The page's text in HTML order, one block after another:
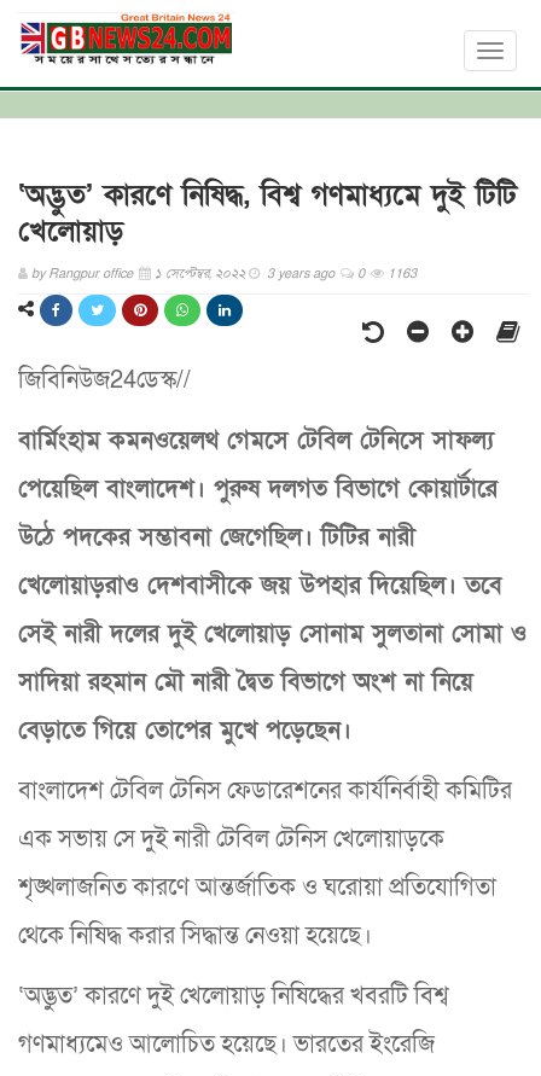
Toggle
‘অদ্ভুত’ কারণে নিষিদ্ধ, বিশ্ব গণমাধ্যমে দুই টিটি
খেলোয়াড়
byRangpur office ১ সেপ্টেম্বর, ২০২২ 3 years ago 0 1163
জিবিনিউজ24ডেস্ক//
বার্মিংহাম কমনওয়েলথ গেমসে টেবিল টেনিসে সাফল্য
পেয়েছিল বাংলাদেশ। পুরুষ দলগত বিভাগে কোয়ার্টারে
উঠে পদকের সম্ভাবনা জেগেছিল। টিটির নারী
খেলোয়াড়রাও দেশবাসীকে জয় উপহার দিয়েছিল। তবে
সেই নারী দলের দুই খেলোয়াড় সোনাম সুলতানা সোমা ও
সাদিয়া রহমান মৌ নারী দ্বৈত বিভাগে অংশ না নিয়ে
বেড়াতে গিয়ে তোপের মুখে পড়েছেন।
বাংলাদেশ টেবিল টেনিস ফেডারেশনের কার্যনির্বাহী কমিটির
এক সভায় সে দুই নারী টেবিল টেনিস খেলোয়াড়কে
শৃঙ্খলাজনিত কারণে আন্তর্জাতিক ও ঘরোয়া প্রতিযোগিতা
থেকে নিষিদ্ধ করার সিদ্ধান্ত নেওয়া হয়েছে।
‘অদ্ভুত’ কারণে দুই খেলোয়াড় নিষিদ্ধের খবরটি বিশ্ব
গণমাধ্যমেও আলোচিত হয়েছে। ভারতের ইংরেজি